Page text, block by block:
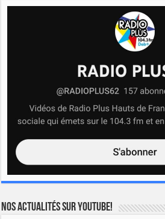
Nos actualités sur YOUTUBE!